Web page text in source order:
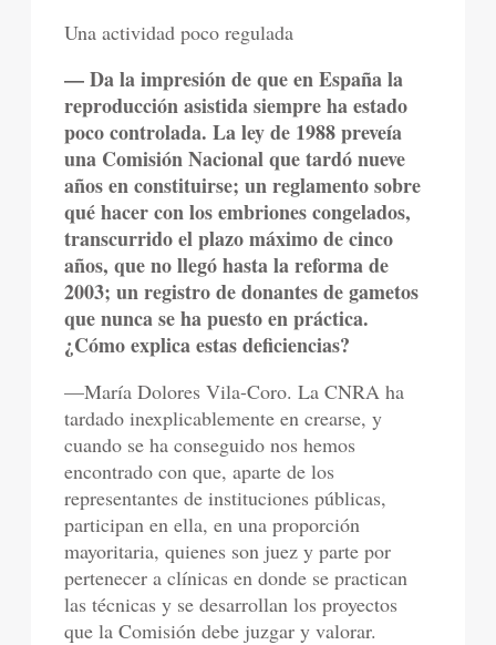
Una actividad poco regulada
— Da la impresión de que en España la
reproducción asistida siempre ha estado
poco controlada. La ley de 1988 preveía
una Comisión Nacional que tardó nueve
años en constituirse; un reglamento sobre
qué hacer con los embriones congelados,
transcurrido el plazo máximo de cinco
años, que no llegó hasta la reforma de
2003; un registro de donantes de gametos
que nunca se ha puesto en práctica.
¿Cómo explica estas deficiencias?
—María Dolores Vila-Coro. La CNRA ha
tardado inexplicablemente en crearse, y
cuando se ha conseguido nos hemos
encontrado con que, aparte de los
representantes de instituciones públicas,
participan en ella, en una proporción
mayoritaria, quienes son juez y parte por
pertenecer a clínicas en donde se practican
las técnicas y se desarrollan los proyectos
que la Comisión debe juzgar y valorar.